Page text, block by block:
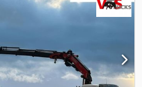
e sistema de iluminação
(direito e esquerdo) em
sobressalente * Velocidade
h * Potência do motor: 60 kW *
de imediato e pronto
para trabalhos